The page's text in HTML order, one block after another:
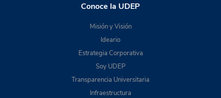
Conoce la UDEP
Misión y Visión
Ideario
Estrategia Corporativa
Soy UDEP
Transparencia Universitaria
Infraestructura